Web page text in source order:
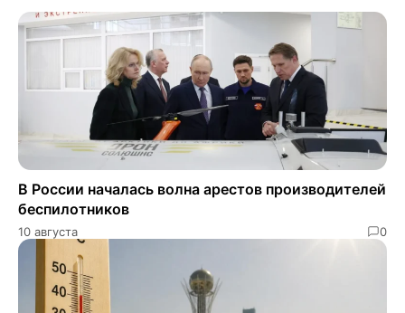
В России началась волна арестов производителей
беспилотников
10 августа 0